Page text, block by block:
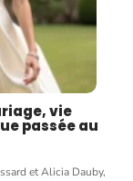
vie
passée au
et Alicia Dauby,